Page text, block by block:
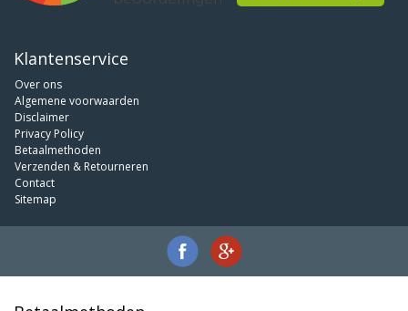
Klantenservice
Over ons
Algemene voorwaarden
Disclaimer
Privacy Policy
Betaalmethoden
Verzenden & Retourneren
Contact
Sitemap